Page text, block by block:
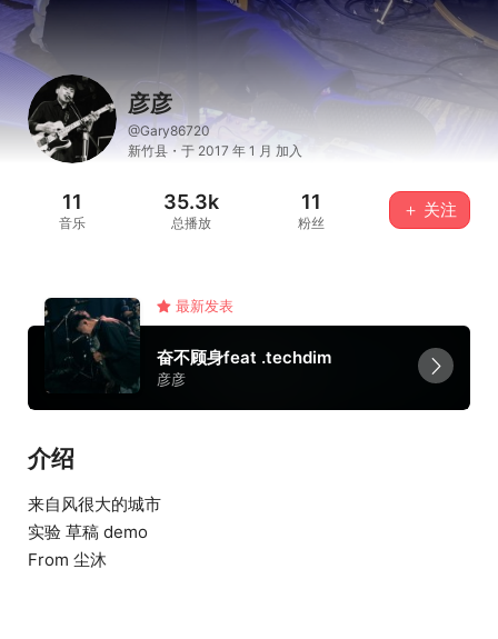
彦彦
@Gary86720
新竹县・于 2017 年 1 月 加入
11
音乐
35.3k
总播放
11
粉丝
＋ 关注
最新发表
奋不顾身feat .techdim
彦彦
介绍
来自风很大的城市
实验 草稿 demo
From 尘沐